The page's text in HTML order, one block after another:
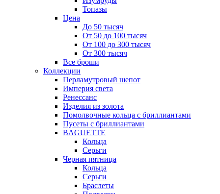
Топазы
Цена
До 50 тысяч
От 50 до 100 тысяч
От 100 до 300 тысяч
От 300 тысяч
Все броши
Коллекции
Перламутровый шепот
Империя света
Ренессанс
Изделия из золота
Помолвочные кольца с бриллиантами
Пусеты с бриллиантами
BAGUETTE
Кольца
Серьги
Черная пятница
Кольца
Серьги
Браслеты